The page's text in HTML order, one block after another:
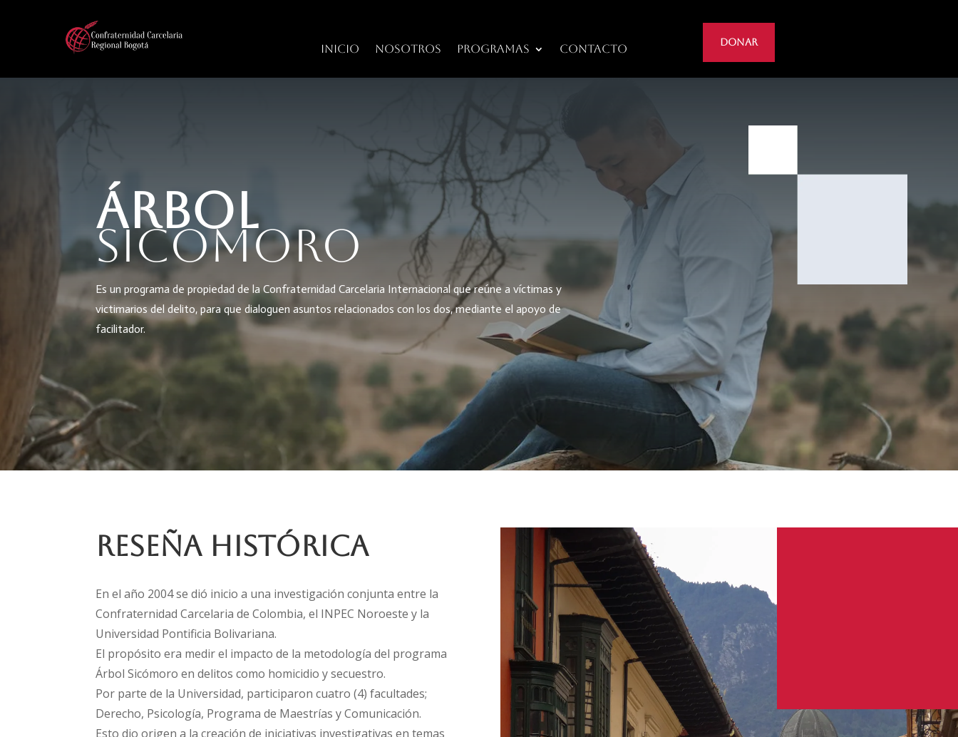
Inicio Nosotros Programas Contacto DONAR
ÁRbol
Sicomoro
Es un programa de propiedad de la Confraternidad Carcelaria Internacional que reúne a víctimas y
victimarios del delito, para que dialoguen asuntos relacionados con los dos, mediante el apoyo de
facilitador.
Reseña Histórica
En el año 2004 se dió inicio a una investigación conjunta entre la
Confraternidad Carcelaria de Colombia, el INPEC Noroeste y la
Universidad Pontificia Bolivariana.
El propósito era medir el impacto de la metodología del programa
Árbol Sicómoro en delitos como homicidio y secuestro.
Por parte de la Universidad, participaron cuatro (4) facultades;
Derecho, Psicología, Programa de Maestrías y Comunicación.
Esto dio origen a la creación de iniciativas investigativas en temas